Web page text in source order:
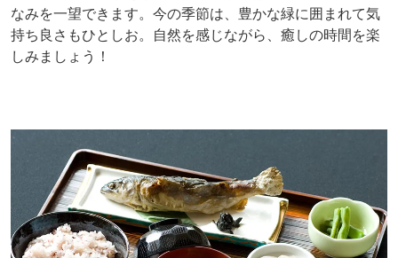
なみを一望できます。今の季節は、豊かな緑に囲まれて気
持ち良さもひとしお。自然を感じながら、癒しの時間を楽
しみましょう！